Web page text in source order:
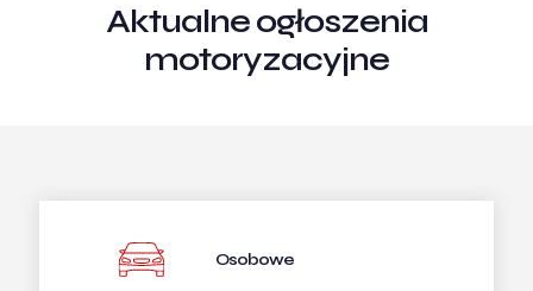
Aktualne ogłoszenia
motoryzacyjne
Osobowe